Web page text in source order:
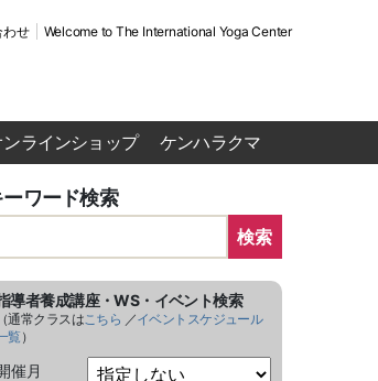
わせ Welcome to The International Yoga Center
ンラインショップ ケンハラクマ
ーワード検索
検索
導者養成講座・WS・イベント検索
（通常クラスはこちら ／イベントスケジュール
覧）
催月